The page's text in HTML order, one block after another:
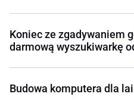
Koniec ze zgadywaniem
darmową wyszukiwarkę
Budowa komputera dla